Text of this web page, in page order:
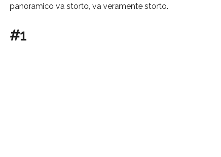
panoramico va storto, va veramente storto.
#1